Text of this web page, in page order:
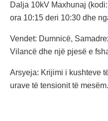
Dalja 10kV Maxhunaj
ora 10:15 deri 10:30 dhe
Vendet: Dumnicë,
Vilancë dhe një pjesë e
Arsyeja: Krijimi i kushteve
urave të tensionit të mesëm.